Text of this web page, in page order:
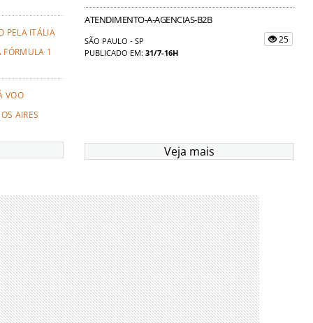
PELA ITÁLIA
FÓRMULA 1
VOO
AIRES
ATENDIMENTO-A-AGENCIAS-B2B
SÃO PAULO - SP
PUBLICADO EM: 31/7-16H
25
Veja mais